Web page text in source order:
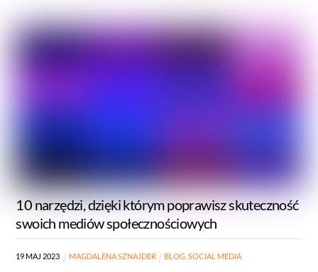
10 narzędzi, dzięki którym poprawisz skuteczność
swoich mediów społecznościowych
19 MAJ 2023 MAGDALENA SZNAJDER BLOG, SOCIAL MEDIA